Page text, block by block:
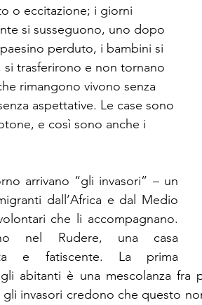
o eccitazione; i giorni
si susseguono, uno dopo
perduto, i bambini si
si trasferirono e non tornano
rimangono vivono senza
aspettative. Le case sono
e così sono anche i
arrivano “gli invasori” – un
dall’Africa e dal Medio
che li accompagnano.
nel Rudere, una casa
e fatiscente. La prima
abitanti è una mescolanza
gli invasori credono che questo